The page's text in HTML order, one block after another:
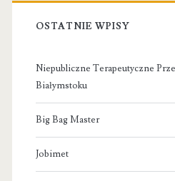
OSTATNIE WPISY
Niepubliczne Terapeutyczne
Białymstoku
Big Bag Master
Jobimet